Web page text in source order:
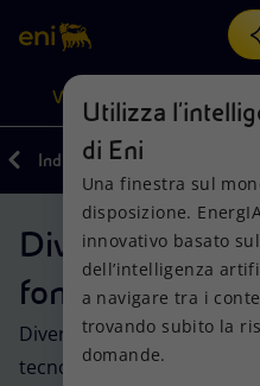
Cerca
Oppure scopri EnergIA, la nostra
artificiale.
VISIONE
Visione
Mission e valori
Persone e Partnership
Azioni
Diversificazione
Tecnologie per la
Prodotti
Casa
Imprese
Indietro Azioni
fonti per
Diversificare le fonti,
tecnologica, ci permette
Utilizza
di Eni
Una finestra sul
disposizione.
innovativo basato
dell’intelligenza
a navigare tra i
trovando subito la
domande.